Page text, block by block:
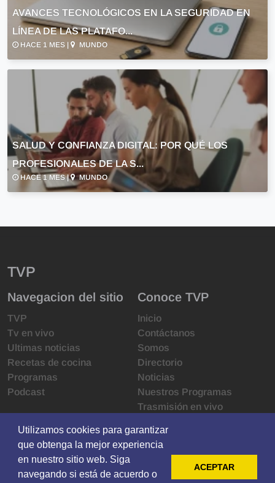
AVANCES TECNOLÓGICOS EN LA SEGURIDAD EN
LÍNEA DE LAS PLATAFO...
HACE 1 MES | MUNDO
SALUD Y CONFIANZA DIGITAL: POR QUÉ LOS
PROFESIONALES DE LA S...
HACE 1 MES | MUNDO
TVP
Navegacion del sitio
TVP
Tv en vivo
Ultimas noticias
Recetas de cocina
Programas
Podcast
Conoce TVP
Inicio
Contáctanos
Somos
Directorio
Noticias
Nuestros Programas
Trasmisión en vivo
Derechos de las audiencias
Código de ética
Redes sociales
Utilizamos cookies para garantizar
que obtenga la mejor experiencia
en nuestro sitio web. Siga
navegando si está de acuerdo o
ACEPTAR
Utilizamos cookies para garantizar
que obtenga la mejor experiencia
en nuestro sitio web. Siga
navegando si está de acuerdo o
ACEPTAR